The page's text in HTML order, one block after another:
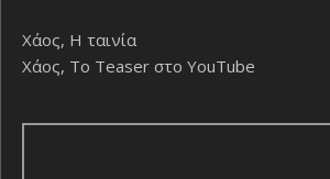
Χάος, Η ταινία
Χάος, Το Teaser στο YouTube